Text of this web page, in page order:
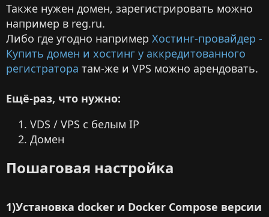
Также нужен домен, зарегистрировать можно
например в reg.ru.
Либо где угодно например Хостинг-провайдер -
Купить домен и хостинг у аккредитованного
регистратора там-же и VPS можно арендовать.
Ещё-раз, что нужно:
VDS / VPS с белым IP
Домен
Пошаговая настройка​
1)Установка docker и Docker Compose версии